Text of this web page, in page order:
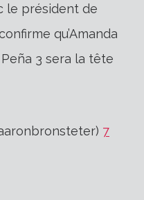
le président de
qu’Amanda
3 sera la tête
7